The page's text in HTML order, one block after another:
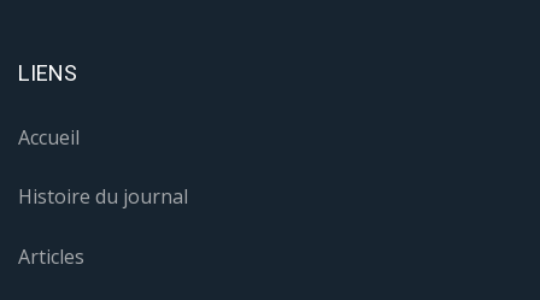
LIENS
Accueil
Histoire du journal
Articles